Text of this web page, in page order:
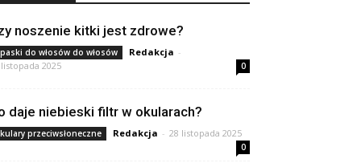
noszenie kitki jest zdrowe?
do włosów do włosów Redakcja -
2025
0
daje niebieski filtr w okularach?
przeciwsłoneczne Redakcja - 28 listopada 2025
0